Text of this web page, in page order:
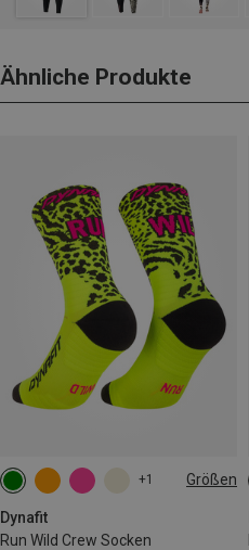
Ähnliche Produkte
+1 Größen
Dynafit
Run Wild Crew Socken
35|36|37|38
39|40|41|42
43|44|45|46